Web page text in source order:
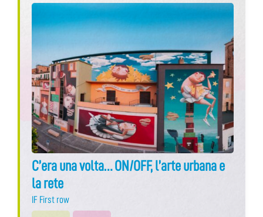
C’era una volta… ON/OFF, l’arte urbana e
la rete
IF First row